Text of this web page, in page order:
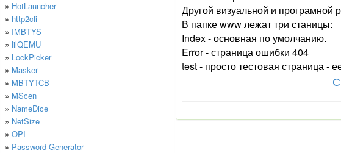
» HotLauncher
» http2cli
» IMBTYS
» lilQEMU
» LockPicker
» Masker
» MBTYTCB
» MScen
» NameDice
» NetSize
» OPI
» Password Generator
Другой визуальной и програмной
В папке www лежат три станицы:
Index - основная по умолчанию.
Error - страница ошибки 404
test - просто тестовая страница -